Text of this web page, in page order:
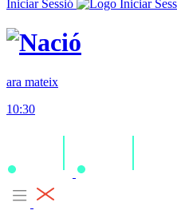
Iniciar Sessió
ara mateix
10:30